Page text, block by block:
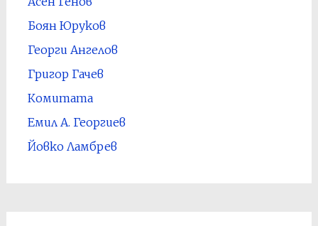
Боян Юруков
Георги Ангелов
Григор Гачев
Комитата
Емил А. Георгиев
Йовко Ламбрев